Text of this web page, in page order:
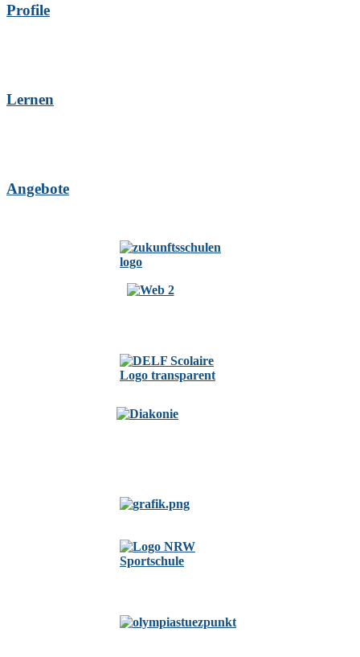
Profile
Lernen
Angebote